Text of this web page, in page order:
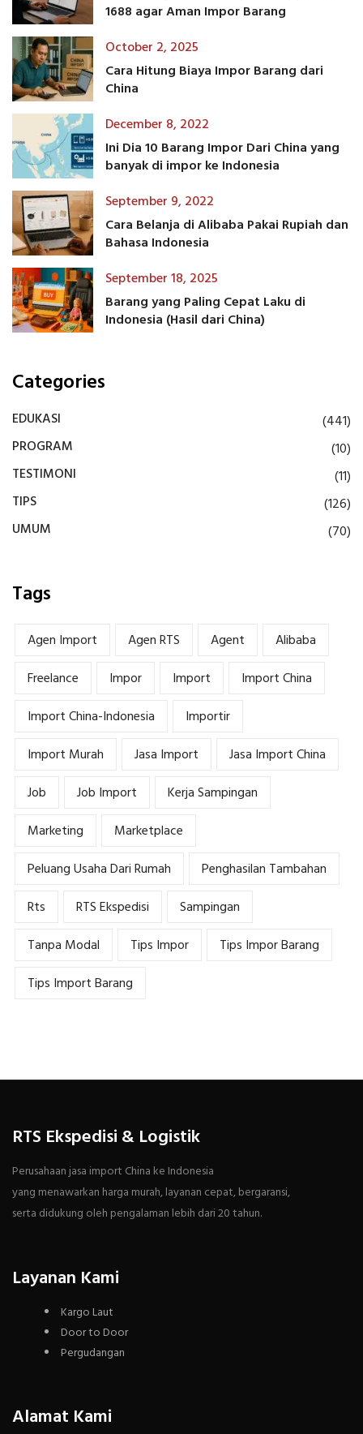
1688 agar Aman Impor Barang
October 2, 2025
Cara Hitung Biaya Impor Barang dari
China
December 8, 2022
Ini Dia 10 Barang Impor Dari China yang
banyak di impor ke Indonesia
September 9, 2022
Cara Belanja di Alibaba Pakai Rupiah dan
Bahasa Indonesia
September 18, 2025
Barang yang Paling Cepat Laku di
Indonesia (Hasil dari China)
Categories
EDUKASI
(441)
PROGRAM
(10)
TESTIMONI
(11)
TIPS
(126)
UMUM
(70)
Tags
Agen Import Agen RTS Agent
Alibaba
Freelance
Impor Import
Import China
Import China-Indonesia
Importir
Import Murah
Jasa Import
Jasa Import China
Job
Job Import
Kerja Sampingan
Marketing
Marketplace
Peluang Usaha Dari Rumah
Penghasilan Tambahan
Rts
RTS Ekspedisi
Sampingan
Tanpa Modal
Tips Impor
Tips Impor Barang
Tips Import Barang
RTS Ekspedisi & Logistik
Perusahaan jasa import China ke Indonesia
yang menawarkan harga murah, layanan cepat, bergaransi,
serta didukung oleh pengalaman lebih dari 20 tahun.
Layanan Kami
Kargo Laut
Door to Door
Pergudangan
Alamat Kami